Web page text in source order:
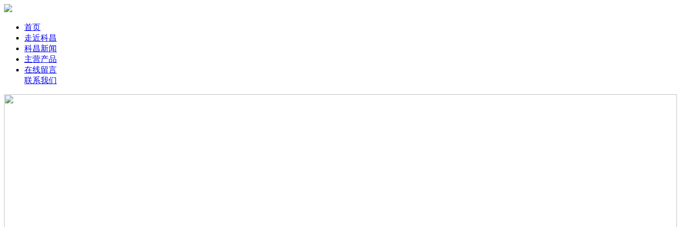
首页
走近科昌
科昌新闻
主营产品
在线留言
联系我们